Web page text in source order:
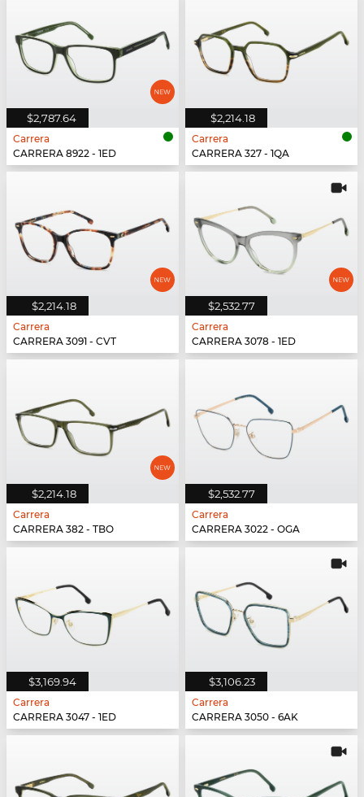
$2,787.64
Carrera
CARRERA 8922 - 1ED
$2,214.18
Carrera
CARRERA 327 - 1QA
$2,214.18
Carrera
CARRERA 3091 - CVT
$2,532.77
Carrera
CARRERA 3078 - 1ED
$2,214.18
Carrera
CARRERA 382 - TBO
$2,532.77
Carrera
CARRERA 3022 - OGA
$3,169.94
Carrera
CARRERA 3047 - 1ED
$3,106.23
Carrera
CARRERA 3050 - 6AK